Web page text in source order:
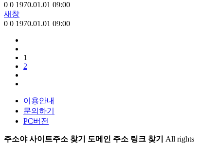
0 0 1970.01.01 09:00
새창
0 0 1970.01.01 09:00
1
2
이용안내
문의하기
PC버전
주소야 사이트주소 찾기 도메인 주소 링크 찾기 All rights